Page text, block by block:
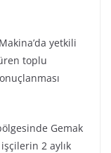
yetkili
toplu
Gemak
2 aylık